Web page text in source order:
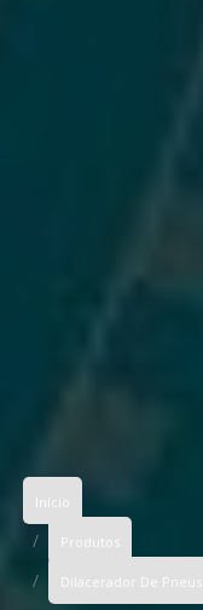
Início
Produtos
Dilacerador De Pneus